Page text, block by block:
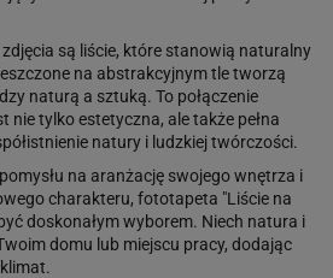
są liście, które stanowią naturalny
na abstrakcyjnym tle tworzą
naturą a sztuką. To połączenie
nie tylko estetyczna, ale także pełna
natury i ludzkiej twórczości.
na aranżację swojego wnętrza i
charakteru, fototapeta "Liście na
doskonałym wyborem. Niech natura i
domu lub miejscu pracy, dodając